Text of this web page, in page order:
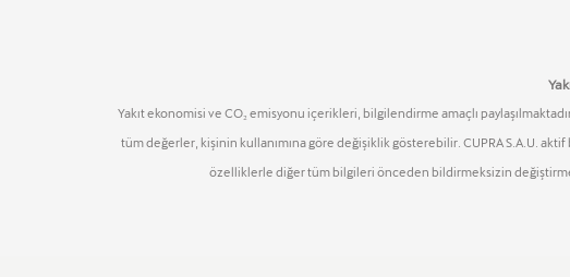
Yakıt ekonomisi ve CO₂ emisyonu içerikleri, bilgilendirme amaçlı
tüm değerler, kişinin kullanımına göre değişiklik gösterebilir. CUPRA S.A.U.
özelliklerle diğer tüm bilgileri önceden bildirmeksizin değiştirme